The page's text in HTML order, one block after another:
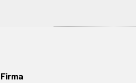
Firma